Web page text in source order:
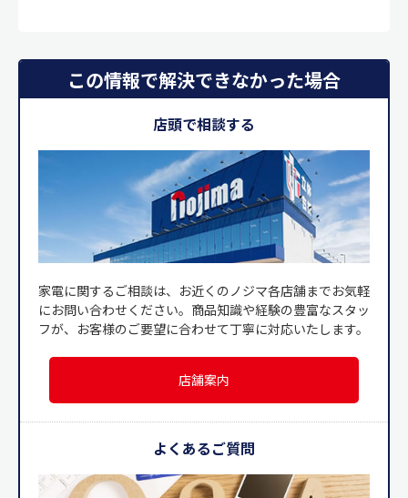
この情報で解決できなかった場合
店頭で相談する
家電に関するご相談は、お近くのノジマ各店舗までお気軽
にお問い合わせください。商品知識や経験の豊富なスタッ
フが、お客様のご要望に合わせて丁寧に対応いたします。
店舗案内
よくあるご質問